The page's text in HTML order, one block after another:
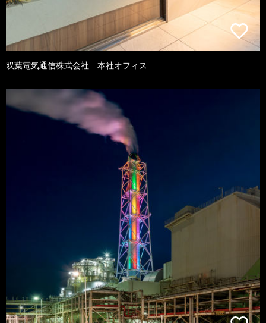
双葉電気通信株式会社 本社オフィス